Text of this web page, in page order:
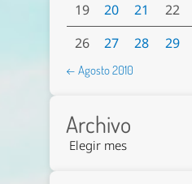
19
20 21 22
26
27 28 29
← Agosto 2010
Archivo